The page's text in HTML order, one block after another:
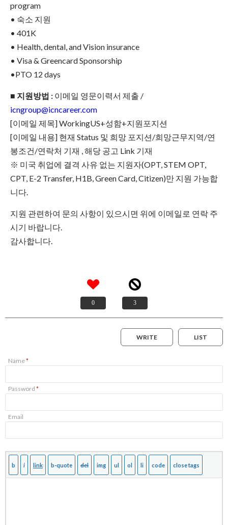
program
• 숙소 지원
• 401K
• Health, dental, and Vision insurance
• Visa & Greencard Sponsorship
•PTO 12 days
■ 지원방법 : 이메일 영문이력서 제출 /
icngroup@icncareer.com
[이메일 제목] WorkingUS+성함+지원포지션
[이메일 내용] 현재 Status 및 희망 포지션/희망근무지역/연
봉조건/연락처 기재 , 해당 공고 Link 기재
※ 미국 취업에 결격 사유 없는 지원자(OPT, STEM OPT,
CPT, E-2 Transfer, H1B, Green Card, Citizen)만 지원 가능합
니다.
지원 관련하여 문의 사항이 있으시면 위에 이메일로 연락 주
시기 바랍니다.
감사합니다.
0 3
LIST
WRITE
Name*
Password *
Email